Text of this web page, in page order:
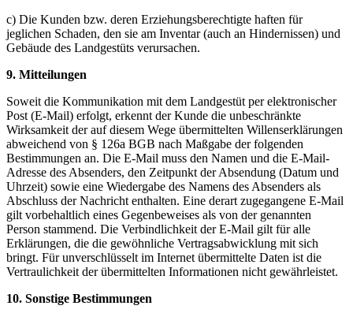
c) Die Kunden bzw. deren Erziehungsberechtigte haften für
jeglichen Schaden, den sie am Inventar (auch an Hindernissen) und
Gebäude des Landgestüts verursachen.
9. Mitteilungen
Soweit die Kommunikation mit dem Landgestüt per elektronischer
Post (E-Mail) erfolgt, erkennt der Kunde die unbeschränkte
Wirksamkeit der auf diesem Wege übermittelten Willenserklärungen
abweichend von § 126a BGB nach Maßgabe der folgenden
Bestimmungen an. Die E-Mail muss den Namen und die E-Mail-
Adresse des Absenders, den Zeitpunkt der Absendung (Datum und
Uhrzeit) sowie eine Wiedergabe des Namens des Absenders als
Abschluss der Nachricht enthalten. Eine derart zugegangene E-Mail
gilt vorbehaltlich eines Gegenbeweises als von der genannten
Person stammend. Die Verbindlichkeit der E-Mail gilt für alle
Erklärungen, die die gewöhnliche Vertragsabwicklung mit sich
bringt. Für unverschlüsselt im Internet übermittelte Daten ist die
Vertraulichkeit der übermittelten Informationen nicht gewährleistet.
10. Sonstige Bestimmungen